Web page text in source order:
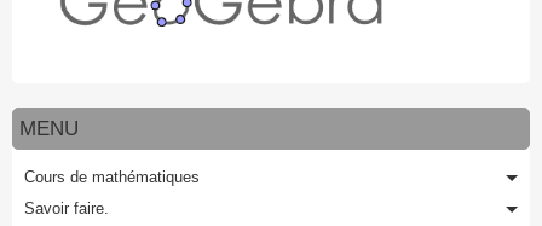
MENU
Cours de mathématiques
Savoir faire.